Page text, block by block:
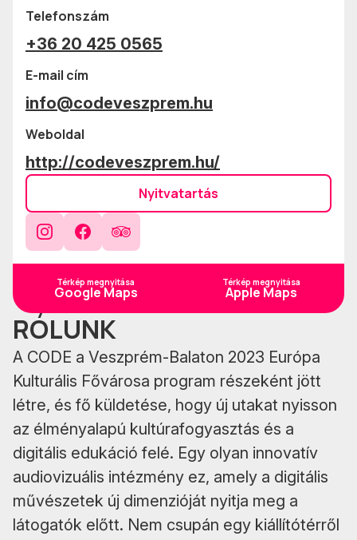
Telefonszám
+36 20 425 0565
E-mail cím
info@codeveszprem.hu
Weboldal
http://codeveszprem.hu/
Nyitvatartás
Térkép megnyitása
Google Maps
Térkép megnyitása
Apple Maps
RÓLUNK
A CODE a Veszprém-Balaton 2023 Európa
Kulturális Fővárosa program részeként jött
létre, és fő küldetése, hogy új utakat nyisson
az élményalapú kultúrafogyasztás és a
digitális edukáció felé. Egy olyan innovatív
audiovizuális intézmény ez, amely a digitális
művészetek új dimenzióját nyitja meg a
látogatók előtt. Nem csupán egy kiállítótérről